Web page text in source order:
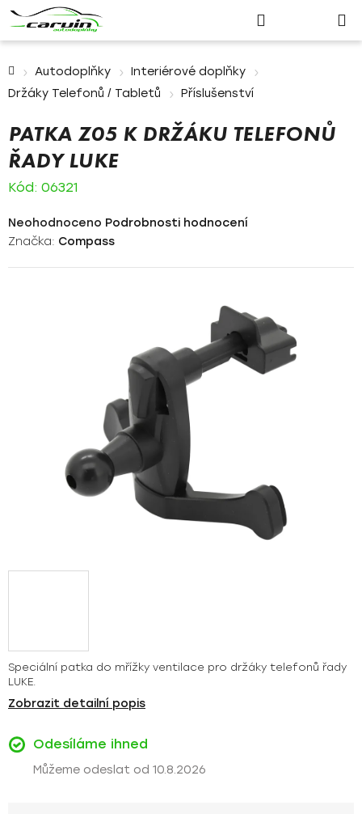
Přihlášení
košík
Autodoplňky
Interiérové doplňky
Držáky Telefonů / Tabletů
Příslušenství
Speciální patka do mřížky ventilace pro držáky telefonů řady
LUKE.
Zobrazit detailní popis
Odesíláme ihned
10.8.2026
PATKA Z05 K DRŽÁKU TELEFONŮ
ŘADY LUKE
Kód: 06321
Průměrné
hodnocení
Neohodnoceno Podrobnosti hodnocení
Značka: Compass